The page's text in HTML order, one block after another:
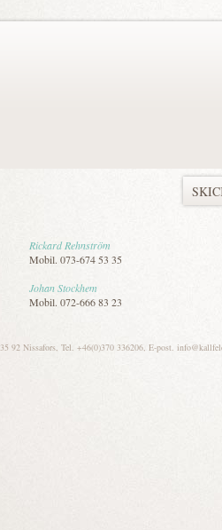
Rickard Rehnström
Mobil. 073-674 53 35
Johan Stockhem
Mobil. 072-666 83 23
92 Nissafors, Tel. +46(0)370 336206, E-post.